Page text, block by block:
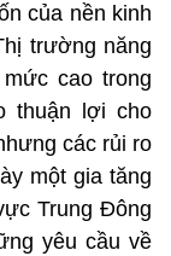
của nền kinh
trường năng
cao trong
thuận lợi cho
các rủi ro
một gia tăng
Trung Đông
yêu cầu về